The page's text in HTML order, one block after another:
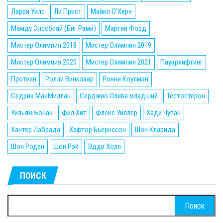
Ларри Уилс
Ли Прист
Майкл О'Херн
Мамду Элссбиай (Биг Рами)
Мартин Форд
Мистер Олимпия 2018
Мистер Олимпия 2019
Мистер Олимпия 2020
Мистер Олимпия 2021
Пауэрлифтинг
Протеин
Ролли Винклаар
Ронни Коулмэн
Седрик МакМиллан
Серджио Олива младший
Тестостерон
Уильям Бонак
Фил Хит Флекс Уиллер
Хади Чупан
Хантер Лабрада
Хафтор Бьёрнссон
Шон Кларида
Шон Роден
Шон Рэй Эдди Холл
ПОИСК